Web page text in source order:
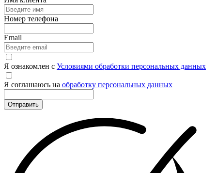
Номер телефона
Email
Я ознакомлен с Условиями обработки персональных данных
Я соглашаюсь на обработку персональных данных
Отправить